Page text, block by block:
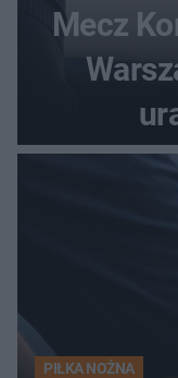
Mecz
PIŁKA NOŻNA